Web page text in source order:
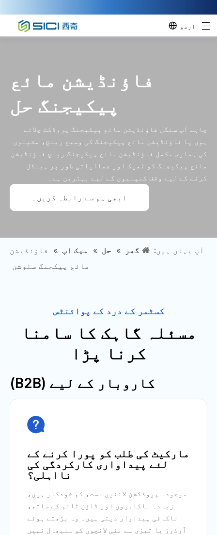
اردو
فاؤنڈیشن مائع
پیکیجنگ حل
چاہے آپ سنگل فاؤنڈیشن مائع پیکیجنگ پروڈکٹ چلاتے
ہوں یا فاؤنڈیشن مائع پیکیجنگ کی وسیع رینج، مشینوں
کی ہماری مکمل فاؤنڈیشن مائع پیکیجنگ رینج فاؤنڈیشن
مائع پیکیجنگ کو ٹھیک اور جمالیاتی طور پر ہینڈل
کرنے کے لیے وقف کمپنیوں کے لیے بہترین ہے۔
ابھی ہم سے رابطہ کریں۔
آپ یہاں ہیں: گھر » حل » میک اپ »
فاؤنڈیشن
مائع پیکجنگ سلوشن
کسٹمر کے درد کے پوائنٹس
مسئلہ گاہک کا سامنا
کرنا پڑا
کاروبار کے لیے (B2B)

مارکیٹ کی طلب کو پورا کرنے کے
لئے پیداواری کارکردگی کی
نااہلی؟
موجودہ پروڈکشن لائنیں سست، کم خودکار ہیں،
زیادہ ناکامیوں اور ڈاؤن ٹائم کے ساتھ،
ناکافی پیداوار دیتی ہیں۔ وہ بڑھتے ہوئے
آرڈرز یا تیزی سے نئی لانچوں کو سنبھال نہیں